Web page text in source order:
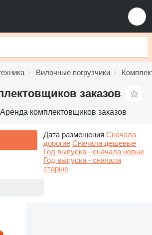
Вилочные погрузчики
заказов
Аренда комплектовщиков заказов
Дата размещения Сначала
дорогие Сначала дешевые
Год выпуска - сначала новые
Год выпуска - сначала
старые